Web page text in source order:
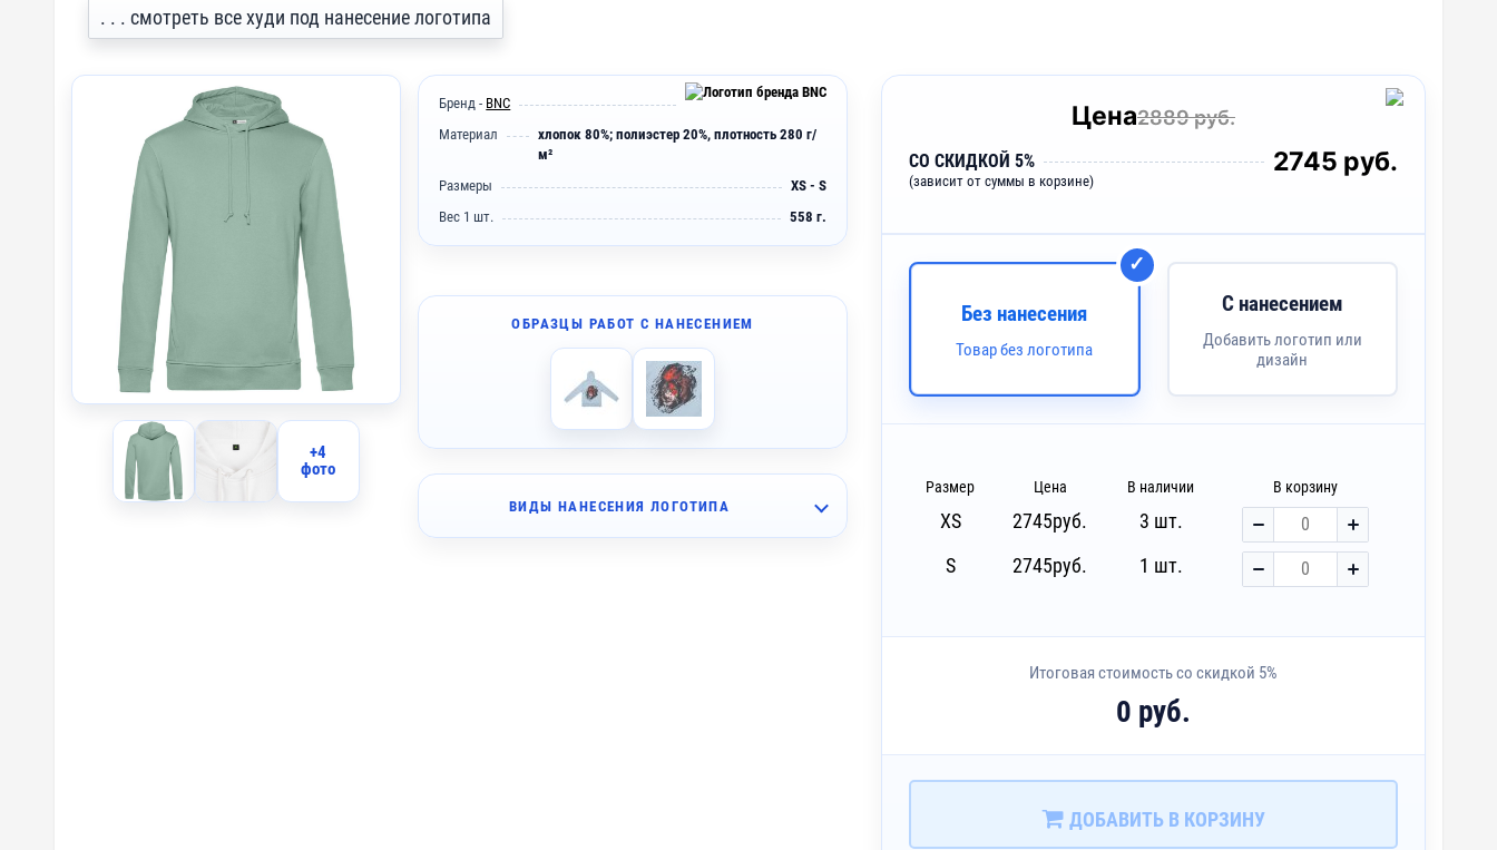
. . . смотреть все худи под нанесение логотипа
+4
фото
Бренд - BNC
Материал
хлопок 80%; полиэстер 20%, плотность 280 г/
м²
Размеры
XS - S
Вес 1 шт.
558 г.
ВИДЫ НАНЕСЕНИЯ ЛОГОТИПА
ОБРАЗЦЫ РАБОТ С НАНЕСЕНИЕМ
Цена2889 руб.
СО СКИДКОЙ 5%
(зависит от суммы в корзине)
2745 руб.
Без нанесения
Товар без логотипа
С нанесением
Добавить логотип или
дизайн
Размер Цена В наличии В корзину
XS 2745руб.
3 шт.
S
2745руб. 1 шт.
Итоговая стоимость со скидкой 5%
0 руб.
ДОБАВИТЬ В КОРЗИНУ